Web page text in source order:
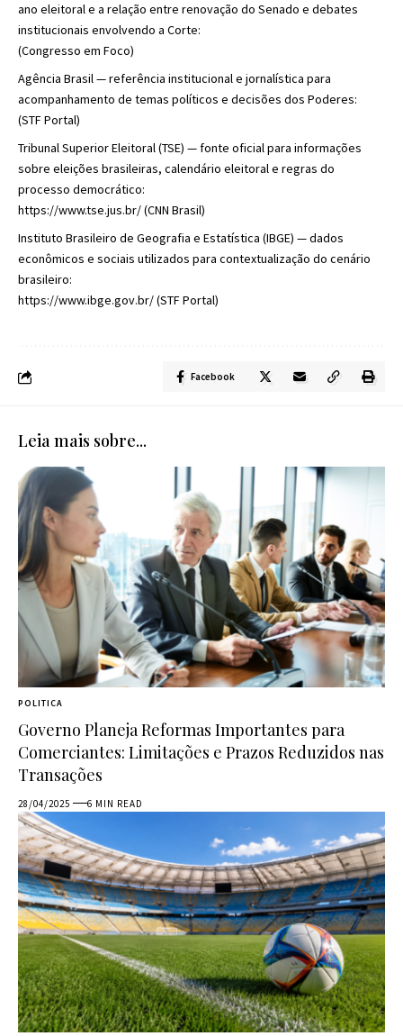
ano eleitoral e a relação entre renovação do Senado e debates
institucionais envolvendo a Corte:
(Congresso em Foco)
Agência Brasil — referência institucional e jornalística para
acompanhamento de temas políticos e decisões dos Poderes:
(STF Portal)
Tribunal Superior Eleitoral (TSE) — fonte oficial para informações
sobre eleições brasileiras, calendário eleitoral e regras do
processo democrático:
https://www.tse.jus.br/(CNN Brasil)
Instituto Brasileiro de Geografia e Estatística (IBGE) — dados
econômicos e sociais utilizados para contextualização do cenário
brasileiro:
https://www.ibge.gov.br/(STF Portal)
Facebook
Leia mais sobre...
POLITICA
Governo Planeja Reformas Importantes para
Comerciantes: Limitações e Prazos Reduzidos nas
Transações
28/04/2025 6 MIN READ